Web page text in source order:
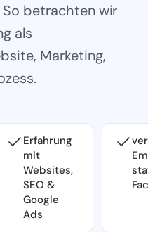
betrachten wir
als
Marketing,
Erfahrung
mit
Websites,
SEO &
Google
Ads